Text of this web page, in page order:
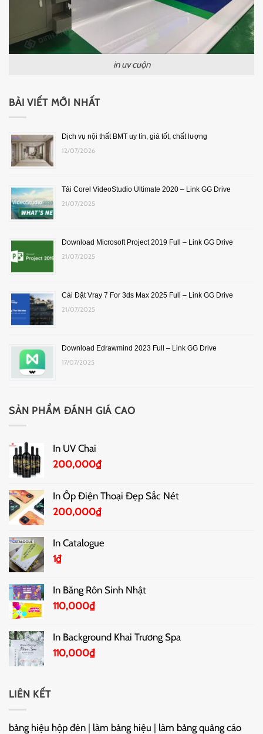
in uv cuộn
BÀI VIẾT MỚI NHẤT
Dịch vụ nội thất BMT uy tín, giá tốt, chất lượng
12/07/2026
Tải Corel VideoStudio Ultimate 2020 – Link GG Drive
21/07/2025
Download Microsoft Project 2019 Full – Link GG Drive
21/07/2025
Cài Đặt Vray 7 For 3ds Max 2025 Full – Link GG Drive
21/07/2025
Download Edrawmind 2023 Full – Link GG Drive
17/07/2025
SẢN PHẨM ĐÁNH GIÁ CAO
In UV Chai
200,000₫
In Ốp Điện Thoại Đẹp Sắc Nét
200,000₫
In Catalogue
1₫
In Băng Rôn Sinh Nhật
110,000₫
In Background Khai Trương Spa
110,000₫
LIÊN KẾT
bảng hiệu hộp đèn | làm bảng hiệu | làm bảng quảng cáo